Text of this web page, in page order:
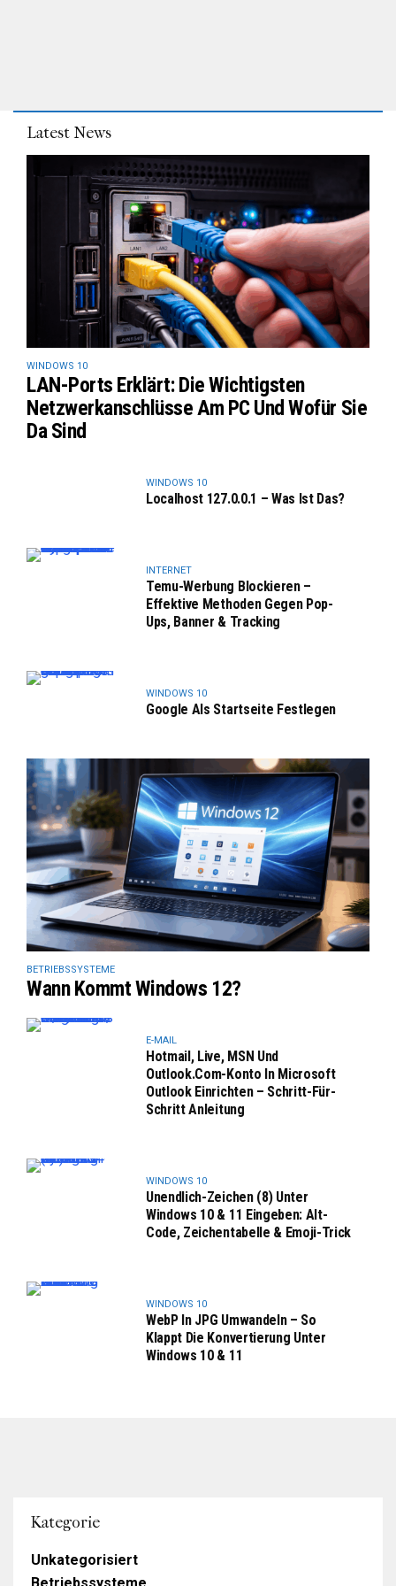
Latest News
WINDOWS 10
LAN-Ports Erklärt: Die Wichtigsten
Netzwerkanschlüsse Am PC Und Wofür Sie
Da Sind
WINDOWS 10
Localhost 127.0.0.1 – Was Ist Das?
INTERNET
Temu-Werbung Blockieren –
Effektive Methoden Gegen Pop-
Ups, Banner & Tracking
WINDOWS 10
Google Als Startseite Festlegen
BETRIEBSSYSTEME
Wann Kommt Windows 12?
E-MAIL
Hotmail, Live, MSN Und
Outlook.com-Konto In Microsoft
Outlook Einrichten – Schritt-Für-
Schritt Anleitung
WINDOWS 10
Unendlich-Zeichen (8) Unter
Windows 10 & 11 Eingeben: Alt-
Code, Zeichentabelle & Emoji-Trick
WINDOWS 10
WebP In JPG Umwandeln – So
Klappt Die Konvertierung Unter
Windows 10 & 11
Kategorie
Unkategorisiert